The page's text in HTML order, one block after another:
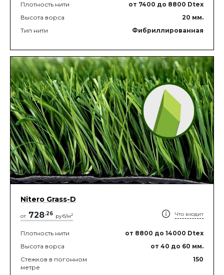
Плотность нити от 7400 до 8800 Dtex
Высота ворса
20 мм.
Тип нити
Фибриллированная
Nitero Grass-D
от 728.26 руб/м2 Что входит
Плотность нити от 8800 до 14000 Dtex
Высота ворса
от 40 до 60 мм.
Стежков в погонном
метре
150